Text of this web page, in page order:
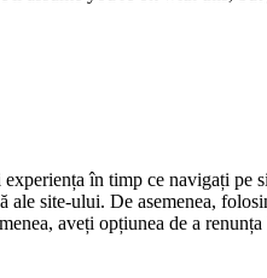
în timp ce navigați
site-ului. De asemenea,
aveți opțiunea de a